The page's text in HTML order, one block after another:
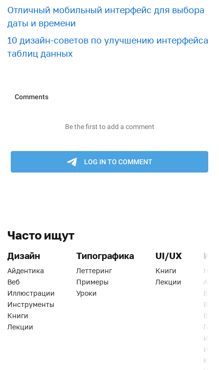
Отличный мобильный интерфейс для выбора
даты и времени
10 дизайн-советов по улучшению интерфейса
таблиц данных
Часто ищут
Дизайн
Айдентика
Веб
Иллюстрации
Инструменты
Книги
Лекции
Типографика
Леттеринг
Примеры
Уроки
UI/UX
Книги
Лекции
Веб